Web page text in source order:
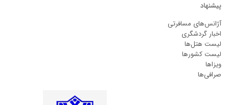
پیشنهاد
آژانس‌های مسافرتی
اخبار گردشگری
لیست هتل‌ها
لیست کشورها
ویزاها
صرافی‌ها